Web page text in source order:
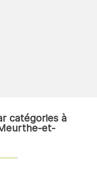
catégories à
et-